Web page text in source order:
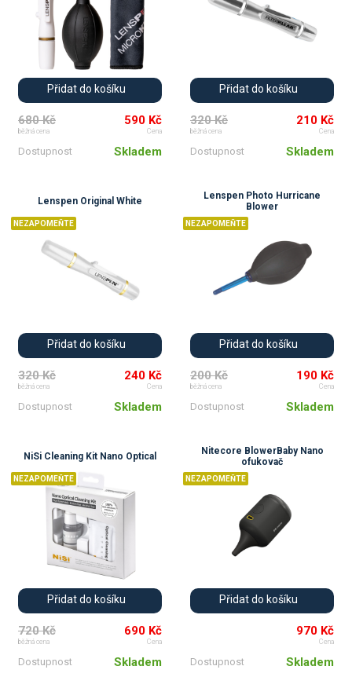
Přidat do košíku
680 Kč
běžná cena
590 Kč
Cena
Dostupnost Skladem
Přidat do košíku
320 Kč
běžná cena
210 Kč
Cena
Dostupnost Skladem
Lenspen Original White
NEZAPOMEŇTE
Přidat do košíku
320 Kč
běžná cena
240 Kč
Cena
Dostupnost Skladem
Lenspen Photo Hurricane
Blower
NEZAPOMEŇTE
Přidat do košíku
200 Kč
běžná cena
190 Kč
Cena
Dostupnost Skladem
NiSi Cleaning Kit Nano Optical
NEZAPOMEŇTE
Přidat do košíku
720 Kč
běžná cena
690 Kč
Cena
Dostupnost Skladem
Nitecore BlowerBaby Nano
ofukovač
NEZAPOMEŇTE
Přidat do košíku
970 Kč
Cena
Dostupnost Skladem